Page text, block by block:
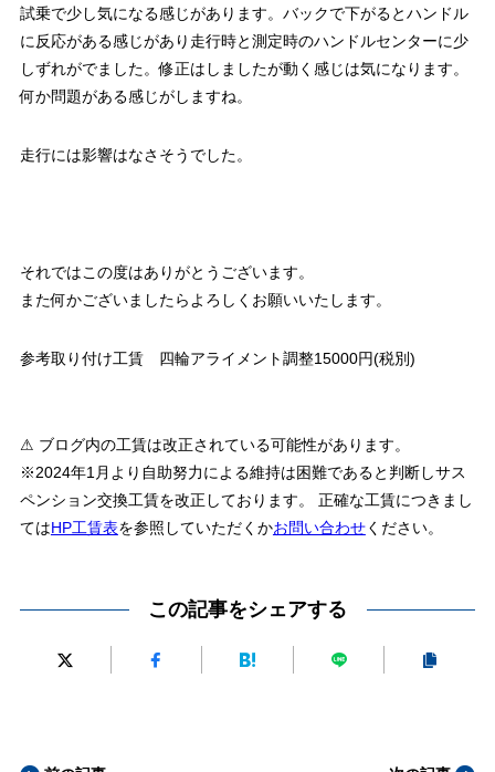
試乗で少し気になる感じがあります。バックで下がるとハンドル
に反応がある感じがあり走行時と測定時のハンドルセンターに少
しずれがでました。修正はしましたが動く感じは気になります。
何か問題がある感じがしますね。
走行には影響はなさそうでした。
それではこの度はありがとうございます。
また何かございましたらよろしくお願いいたします。
参考取り付け工賃 四輪アライメント調整15000円(税別)
⚠ ブログ内の工賃は改正されている可能性があります。
※2024年1月より自助努力による維持は困難であると判断しサス
ペンション交換工賃を改正しております。 正確な工賃につきまし
てはHP工賃表を参照していただくかお問い合わせください。
この記事をシェアする